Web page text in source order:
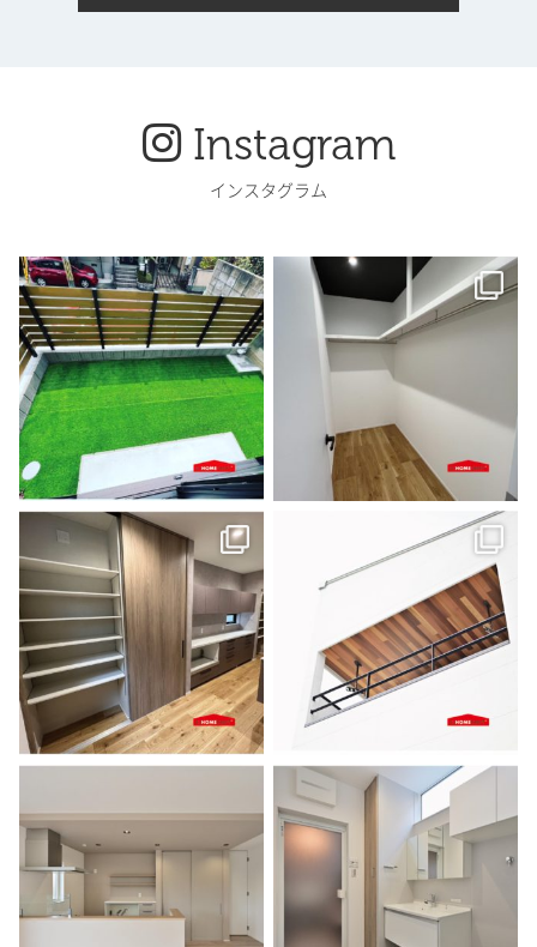
Instagram
インスタグラム